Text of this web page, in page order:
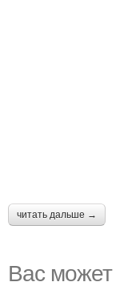
читать дальше →
Вас может